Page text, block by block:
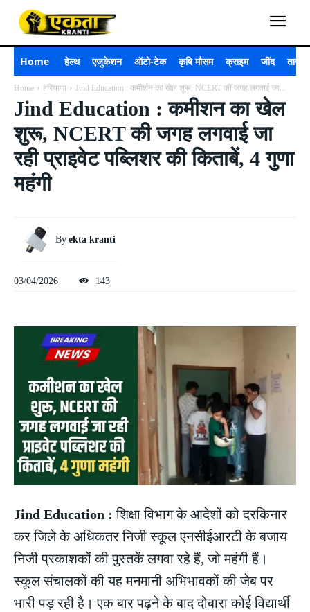
Home हेल्थ एजुकेशन ऑटो-टेक कृषि मौसम क्राइम जींद ताजा
Home हरियाणा Jind Education : कमीशन का खेल शुरू, NCERT की जगह लगवाई जा...
Jind Education : कमीशन का खेल
शुरू, NCERT की जगह लगवाई जा
रही प्राइवेट पब्लिशर की किताबें, 4 गुणा
महंगी
By ekta kranti
03/04/2026 143
Jind Education : शिक्षा विभाग के आदेशों को दरकिनार
कर जिले के अधिकतर निजी स्कूल एनसीईआरटी के बजाय
निजी प्रकाशकों की पुस्तकें लगवा रहे हैं, जो महंगी हैं।
स्कूल संचालकों की यह मनमानी अभिभावकों की जेब पर
भारी पड़ रही है। एक बार पढ़ने के बाद दोबारा कोई विद्यार्थी